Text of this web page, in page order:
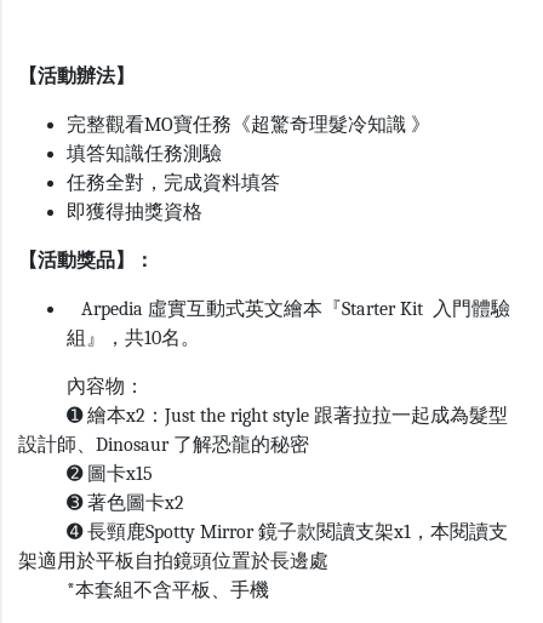
【活動辦法】
完整觀看MO寶任務《超驚奇理髮冷知識 》
填答知識任務測驗
任務全對，完成資料填答
即獲得抽獎資格
【活動獎品】：
Arpedia 虛實互動式英文繪本『Starter Kit 入門體驗
組』，共10名。
內容物：
➊ 繪本x2：Just the right style 跟著拉拉一起成為髮型
設計師、Dinosaur 了解恐龍的秘密
➋ 圖卡x15
➌ 著色圖卡x2
➍ 長頸鹿Spotty Mirror 鏡子款閱讀支架x1，本閱讀支
架適用於平板自拍鏡頭位置於長邊處
*本套組不含平板、手機